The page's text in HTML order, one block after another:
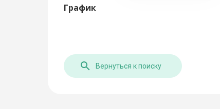
График
Вернуться к поиску